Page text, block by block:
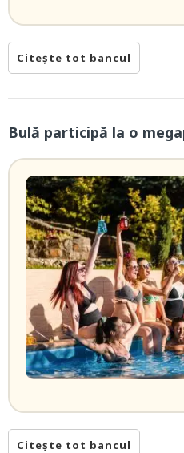
Citește tot bancul
Bulă participă la o
Citește tot bancul